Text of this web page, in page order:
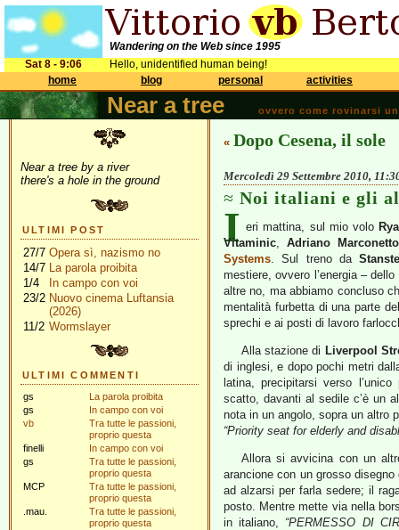
Wandering on the Web since 1995
Sat 8 - 9:06
Hello, unidentified human being!
home
blog personal activities
Near a tree ovvero come rovinarsi
Near a tree by a river
there's a hole in the ground
ULTIMI POST
27/7 Opera sì, nazismo no
14/7 La parola proibita
1/4
In campo con voi
23/2 Nuovo cinema Luftansia
(2026)
11/2 Wormslayer
ULTIMI COMMENTI
gs
La parola proibita
gs
In campo con voi
vb
Tra tutte le passioni,
proprio questa
finelli
In campo con voi
gs
Tra tutte le passioni,
proprio questa
MCP
Tra tutte le passioni,
proprio questa
.mau.
Tra tutte le passioni,
proprio questa
« Dopo Cesena, il sole
Mercoledì 29 Settembre 2010,
Noi italiani e gli
I eri mattina, sul mio volo
Vitaminic, Adriano Marconetto
Systems. Sul treno da
mestiere, ovvero l’energia –
altre no, ma abbiamo concluso
mentalità furbetta di una parte
sprechi e ai posti di lavoro
Alla stazione di Liverpool
di inglesi, e dopo pochi metri
latina, precipitarsi verso
scatto, davanti al sedile c’è un
nota in un angolo, sopra un altro
“Priority seat for elderly and
Allora si avvicina con un
arancione con un grosso
ad alzarsi per farla sedere; il
posto. Mentre mette via nella
in italiano, “PERMESSO DI